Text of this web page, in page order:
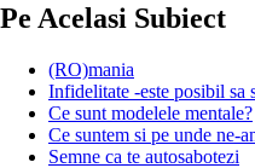
Pe Acelasi Subiect
(RO)mania
Infidelitate -este posibil sa
Ce sunt modelele mentale?
Ce suntem si pe unde ne-
Semne ca te autosabotezi